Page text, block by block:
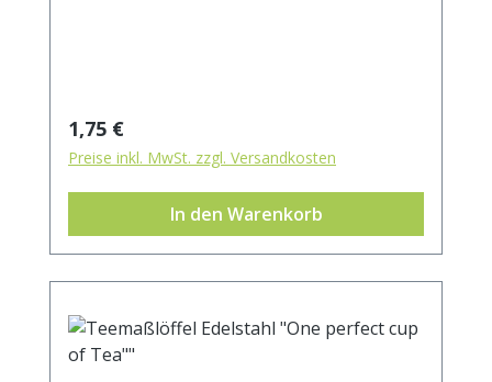
Regulärer Preis:
1,75 €
Preise inkl. MwSt. zzgl. Versandkosten
In den Warenkorb